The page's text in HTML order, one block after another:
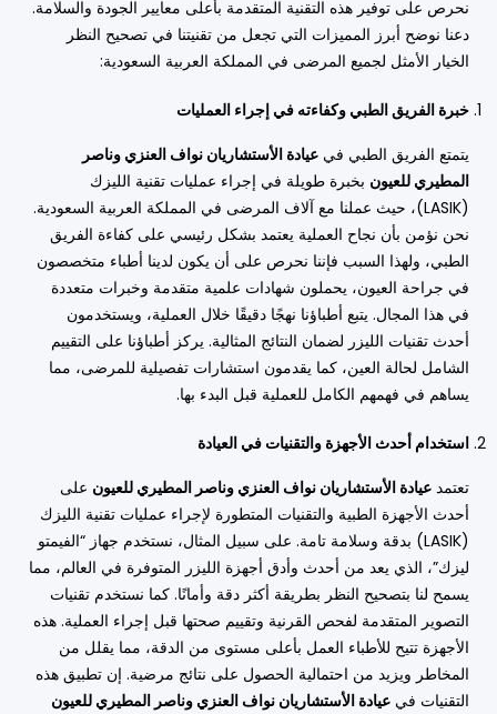
نحرص على توفير هذه التقنية المتقدمة بأعلى معايير الجودة والسلامة.
دعنا نوضح أبرز المميزات التي تجعل من تقنيتنا في تصحيح النظر
الخيار الأمثل لجميع المرضى في المملكة العربية السعودية:
خبرة الفريق الطبي وكفاءته في إجراء العمليات
يتمتع الفريق الطبي في عيادة الأستشاريان نواف العنزي وناصر
المطيري للعيون بخبرة طويلة في إجراء عمليات تقنية الليزك
(LASIK)، حيث عملنا مع آلاف المرضى في المملكة العربية السعودية.
نحن نؤمن بأن نجاح العملية يعتمد بشكل رئيسي على كفاءة الفريق
الطبي، ولهذا السبب فإننا نحرص على أن يكون لدينا أطباء متخصصون
في جراحة العيون، يحملون شهادات علمية متقدمة وخبرات متعددة
في هذا المجال. يتبع أطباؤنا نهجًا دقيقًا خلال العملية، ويستخدمون
أحدث تقنيات الليزر لضمان النتائج المثالية. يركز أطباؤنا على التقييم
الشامل لحالة العين، كما يقدمون استشارات تفصيلية للمرضى، مما
يساهم في فهمهم الكامل للعملية قبل البدء بها.
استخدام أحدث الأجهزة والتقنيات في العيادة
تعتمد عيادة الأستشاريان نواف العنزي وناصر المطيري للعيون على
أحدث الأجهزة الطبية والتقنيات المتطورة لإجراء عمليات تقنية الليزك
(LASIK) بدقة وسلامة تامة. على سبيل المثال، نستخدم جهاز “الفيمتو
ليزك”، الذي يعد من أحدث وأدق أجهزة الليزر المتوفرة في العالم، مما
يسمح لنا بتصحيح النظر بطريقة أكثر دقة وأمانًا. كما نستخدم تقنيات
التصوير المتقدمة لفحص القرنية وتقييم صحتها قبل إجراء العملية. هذه
الأجهزة تتيح للأطباء العمل بأعلى مستوى من الدقة، مما يقلل من
المخاطر ويزيد من احتمالية الحصول على نتائج مرضية. إن تطبيق هذه
التقنيات في عيادة الأستشاريان نواف العنزي وناصر المطيري للعيون